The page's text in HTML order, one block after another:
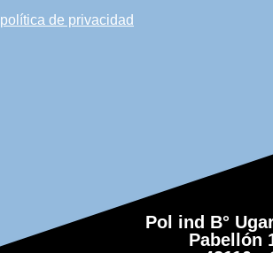
política de privacidad
Pol ind B°
Pabellón